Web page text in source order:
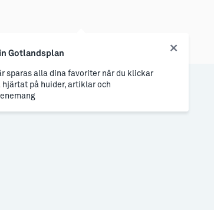
Gotlandsplan
sparas alla dina favoriter när du klickar
hjärtat på huider, artiklar och